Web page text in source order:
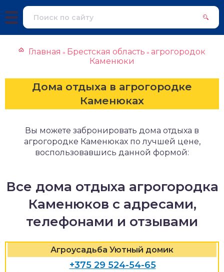
Главная » Брестская область » агрогородок
Каменюки
Дома отдыха в агрогородке
Каменюках
Вы можете забронировать дома отдыха в
агрогородке Каменюках по лучшей цене,
воспользовавшись данной формой:
Все дома отдыха агрогородка
Каменюков с адресами,
телефонами и отзывами
Агроусадьба Уютный домик
+375 29 524-54-65